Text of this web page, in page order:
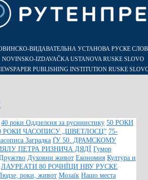
ВИДАВАТЕЛЬНА УСТАНОВА РУСКЕ
NOVINSKO-IZDAVAČKA USTANOVA RUSKE SLOVO
PUBLISHING INSTITUTION RUSKE
40 роки Оддзелєня за русинистику 50 РОКИ
РОКИ ЧАСОПИСУ „ШВЕТЛОСЦ” 75-
Заградка ҐУ 50. ДРАМСКОМУ
ПЕТРА РИЗНИЧА ДЯДЇ Гумор
Духовни живот Економия Култура и
ЛАУРЕАТИ 80 РОЧНЇЦИ НВУ РУСКЕ
роки, живот Мозаїк Нашо места